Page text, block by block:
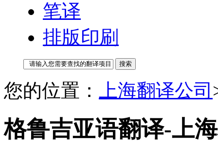
笔译
排版印刷
您的位置： 上海翻译公司
格鲁吉亚语翻译-上